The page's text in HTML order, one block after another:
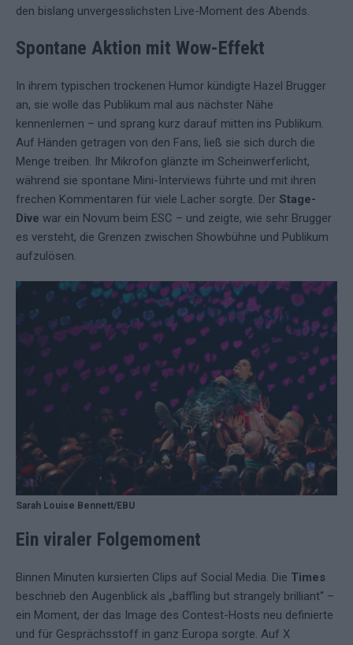
den bislang unvergesslichsten Live-Moment des Abends.
Spontane Aktion mit Wow-Effekt
In ihrem typischen trockenen Humor kündigte Hazel Brugger
an, sie wolle das Publikum mal aus nächster Nähe
kennenlernen – und sprang kurz darauf mitten ins Publikum.
Auf Händen getragen von den Fans, ließ sie sich durch die
Menge treiben. Ihr Mikrofon glänzte im Scheinwerferlicht,
während sie spontane Mini-Interviews führte und mit ihren
frechen Kommentaren für viele Lacher sorgte. Der Stage-
Dive war ein Novum beim ESC – und zeigte, wie sehr Brugger
es versteht, die Grenzen zwischen Showbühne und Publikum
aufzulösen.
Sarah Louise Bennett/EBU
Ein viraler Folgemoment
Binnen Minuten kursierten Clips auf Social Media. Die Times
beschrieb den Augenblick als „baffling but strangely brilliant“ –
ein Moment, der das Image des Contest-Hosts neu definierte
und für Gesprächsstoff in ganz Europa sorgte. Auf X